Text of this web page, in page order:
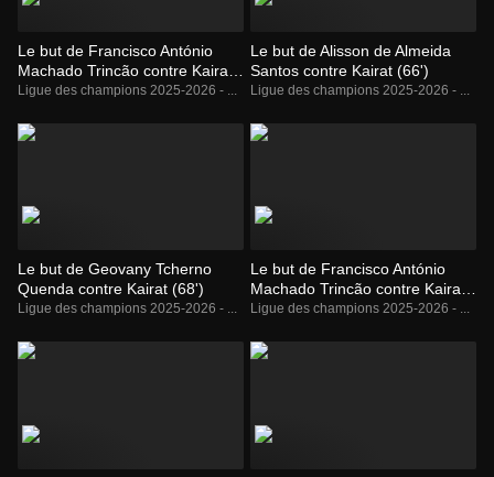
Le but de Francisco António
Machado Trincão contre Kairat
(44')
Ligue des champions 2025-2026 - ...
Le but de Alisson de Almeida
Santos contre Kairat (66')
Ligue des champions 2025-2026 - ...
Le but de Geovany Tcherno
Quenda contre Kairat (68')
Ligue des champions 2025-2026 - ...
Le but de Francisco António
Machado Trincão contre Kairat
(65')
Ligue des champions 2025-2026 - ...